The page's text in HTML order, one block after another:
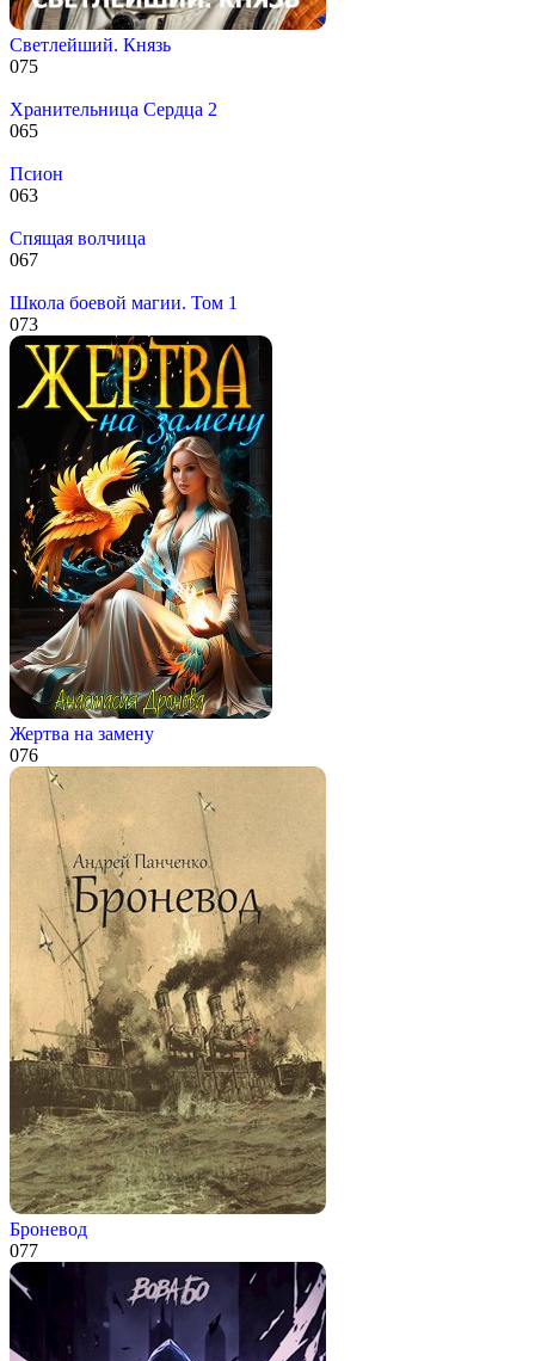
Светлейший. Князь
075
Хранительница Сердца 2
065
Псион
063
Спящая волчица
067
Школа боевой магии. Том 1
073
Жертва на замену
076
Броневод
077